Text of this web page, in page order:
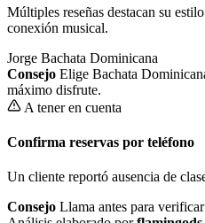
Múltiples reseñas destacan su
conexión musical.
Jorge Bachata Dominicana
Consejo Elige Bachata
máximo disfrute.
A tener en cuenta
Confirma reservas por teléfono
Un cliente reportó ausencia de
Consejo Llama antes para